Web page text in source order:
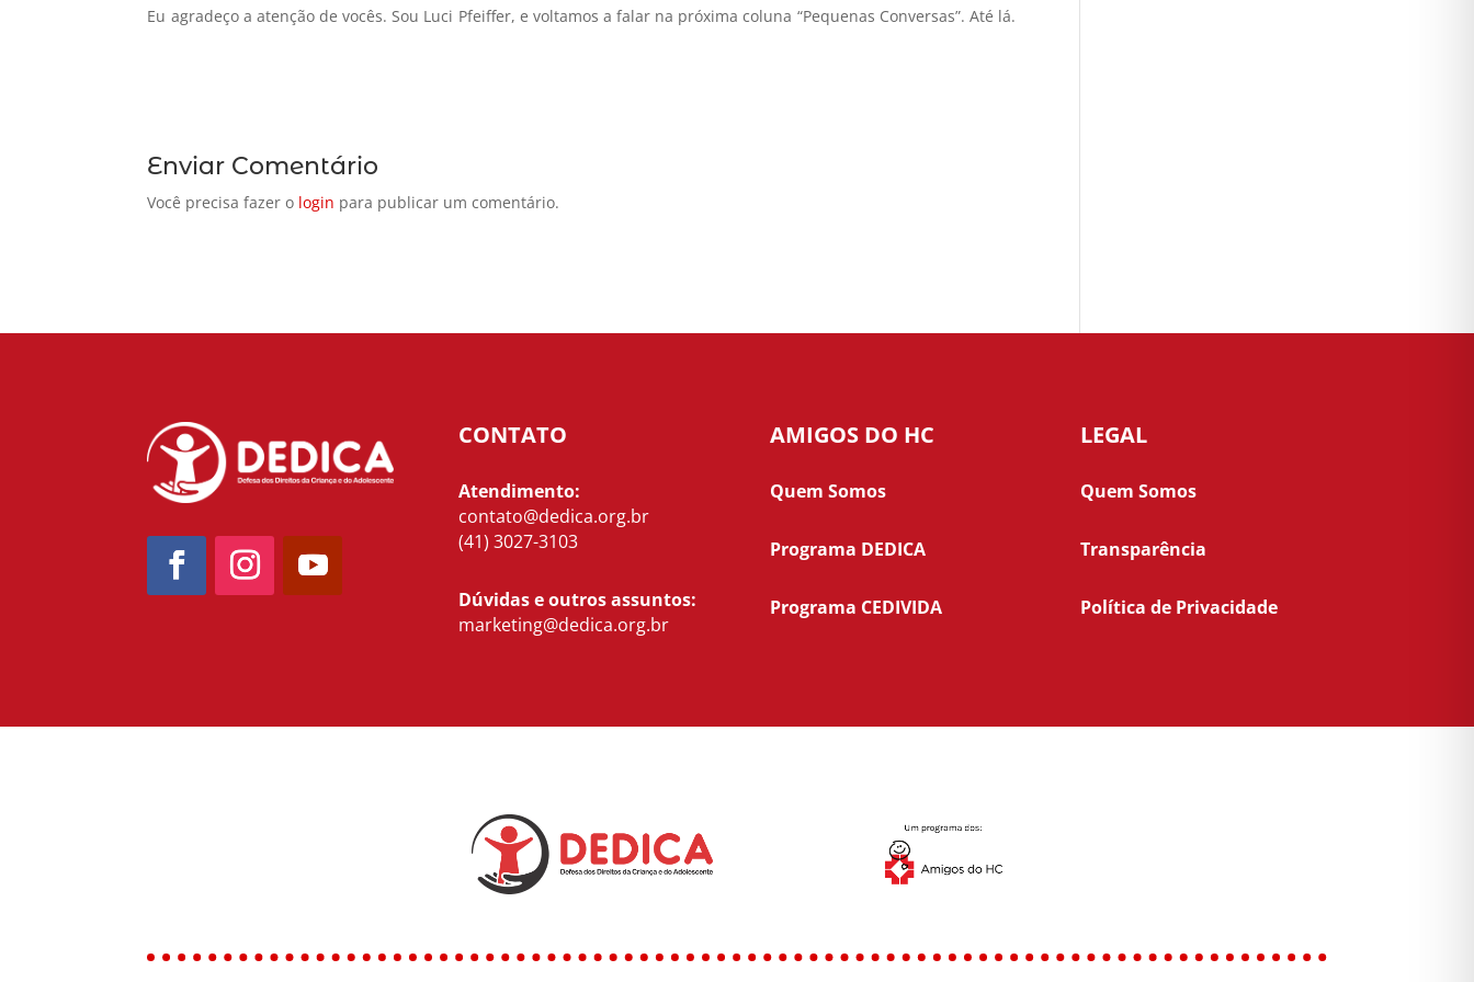
Eu agradeço a atenção de vocês. Sou Luci Pfeiffer, e voltamos a falar na próxima coluna “Pequenas Conversas”. Até lá.
Enviar Comentário
Você precisa fazer o login para publicar um comentário.
CONTATO
Atendimento:
contato@dedica.org.br
(41) 3027-3103
Dúvidas e outros assuntos:
marketing@dedica.org.br
AMIGOS DO HC
Quem Somos
Programa DEDICA
Programa CEDIVIDA
LEGAL
Quem Somos
Transparência
Política de Privacidade